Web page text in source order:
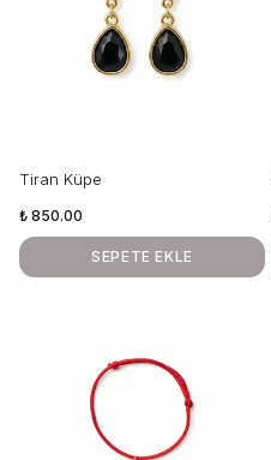
Tiran Küpe
₺ 850.00
SEPETE EKLE